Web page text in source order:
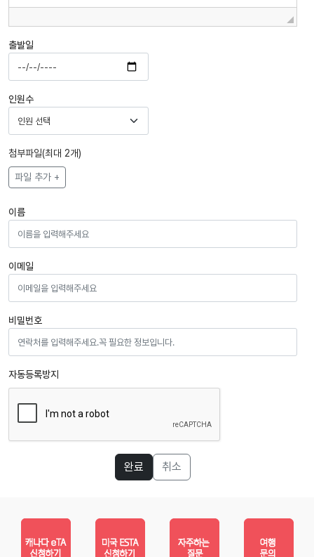
출발일
인원수
첨부파일(최대 2개)
파일 추가 +
이름
이메일
비밀번호
자동등록방지
완료 취소